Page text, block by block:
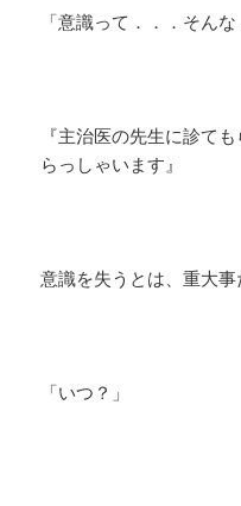
「意識って．．．そんな
『主治医の先生に診て
らっしゃいます』
意識を失うとは、重大事
「いつ？」